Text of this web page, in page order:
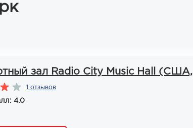
зал Radio City Music Hall
1 отзывов
4.0